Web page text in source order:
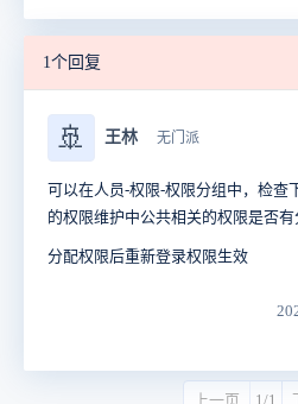
1个回复
🚢 王林 无门派
可以在人员-权限-权限分组中，检查
的权限维护中公共相关的权限是否有
分配权限后重新登录权限生效
上一页 1/1